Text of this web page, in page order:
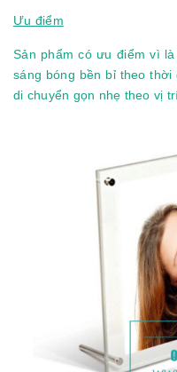
Ưu điểm
Sản phẩm có ưu điểm vì
sáng bóng bền bỉ theo
di chuyển gọn nhẹ theo vị